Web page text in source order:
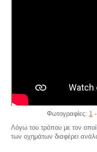
Φωτογραφίες: 1-
Λόγω του τρόπου με τον
των οχημάτων διαφέρει